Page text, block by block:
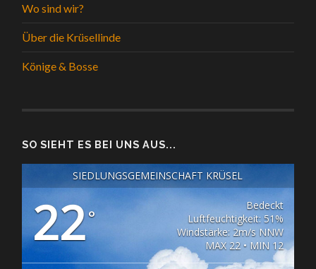
Wo sind wir?
Über die Krüsellinde
Könige & Bosse
SO SIEHT ES BEI UNS AUS...
SIEDLUNGSGEMEINSCHAFT KRÜSEL
22°
Bedeckt
Luftfeuchtigkeit: 51%
Windstärke: 2m/s NNW
MAX 22 • MIN 12